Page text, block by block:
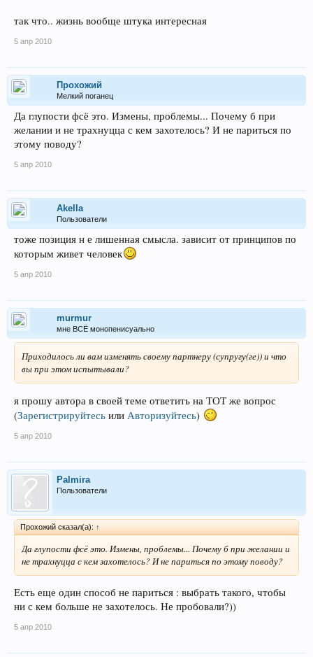
так что.. жизнь вообще штука интересная
5 апр 2010
Прохожий
Мелкий поганец
Да глупости фсё это. Измены, проблемы... Почему б при
желании и не трахнуцца с кем захотелось? И не париться по
этому поводу?
5 апр 2010
Akella
Пользователи
тоже позиция н е лишенная смысла. зависит от принципов по
которым живет человек
5 апр 2010
murmur
мне ВСЁ монопенисуально
Приходилось ли вам изменять своему партнеру (супругу(ге)) и что
вы при этом испытывали?
я прошу автора в своей теме ответить на ТОТ же вопрос
(Зарегистрируйтесь или Авторизуйтесь)
5 апр 2010
Palmira
Пользователи
Прохожий сказал(а): ↑
Да глупости фсё это. Измены, проблемы... Почему б при желании и
не трахнуцца с кем захотелось? И не париться по этому поводу?
Есть еще один способ не париться : выбрать такого, чтобы
ни с кем больше не захотелось. Не пробовали?))
5 апр 2010